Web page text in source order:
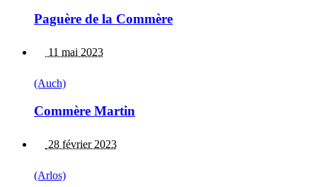
Paguère de la Commère
11 mai 2023
(Auch)
Commère Martin
28 février 2023
(Arlos)